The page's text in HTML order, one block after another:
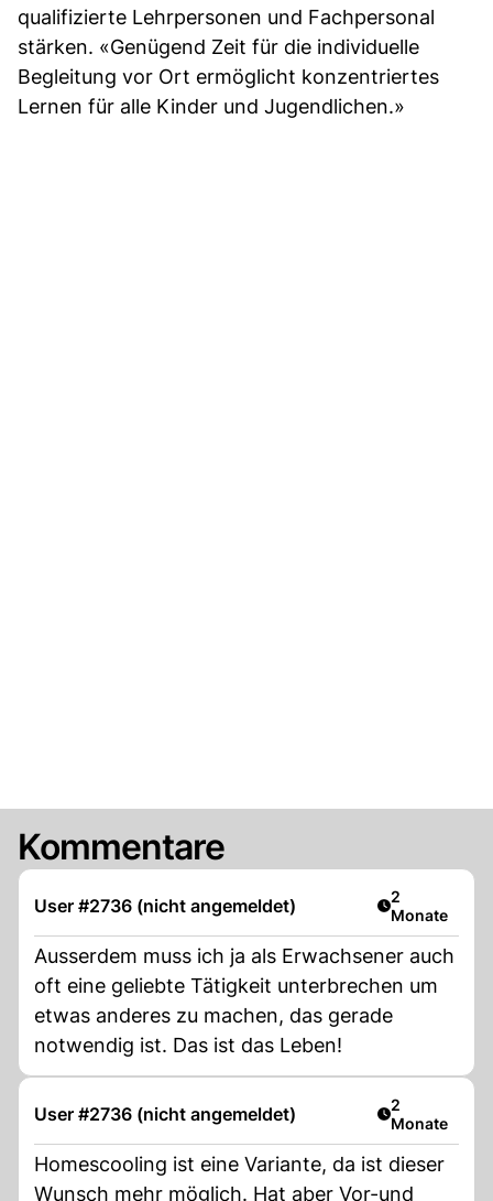
qualifizierte Lehrpersonen und Fachpersonal
stärken. «Genügend Zeit für die individuelle
Begleitung vor Ort ermöglicht konzentriertes
Lernen für alle Kinder und Jugendlichen.»
Kommentare
User #2736 (nicht angemeldet) Artikel
2
Monate
Ausserdem muss ich ja als Erwachsener auch
oft eine geliebte Tätigkeit unterbrechen um
etwas anderes zu machen, das gerade
notwendig ist. Das ist das Leben!
User #2736 (nicht angemeldet) Artikel
2
Monate
Homescooling ist eine Variante, da ist dieser
Wunsch mehr möglich. Hat aber Vor-und